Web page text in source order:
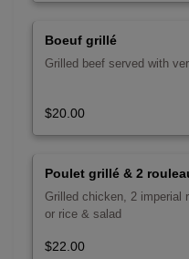
Boeuf grillé
Grilled beef served with
$20.00
Poulet grillé & 2
Grilled chicken, 2 imperial
or rice & salad
$22.00